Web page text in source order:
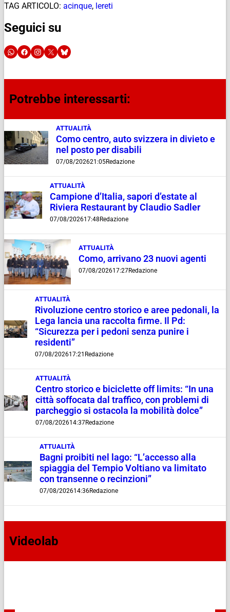
TAG ARTICOLO: acinque, lereti
Seguici su
Potrebbe interessarti:
ATTUALITÀ
Como centro, auto svizzera in divieto e
nel posto per disabili
07/08/202621:05Redazione
ATTUALITÀ
Campione d’Italia, sapori d’estate al
Riviera Restaurant by Claudio Sadler
07/08/202617:48 Redazione
ATTUALITÀ
Como, arrivano 23 nuovi agenti
07/08/202617:27Redazione
ATTUALITÀ
Rivoluzione centro storico e aree pedonali, la
Lega lancia una raccolta firme. Il Pd:
“Sicurezza per i pedoni senza punire i
residenti”
07/08/202617:21 Redazione
ATTUALITÀ
Centro storico e biciclette off limits: “In una
città soffocata dal traffico, con problemi di
parcheggio si ostacola la mobilità dolce”
07/08/202614:37Redazione
ATTUALITÀ
Bagni proibiti nel lago: “L’accesso alla
spiaggia del Tempio Voltiano va limitato
con transenne o recinzioni”
07/08/202614:36Redazione
Videolab